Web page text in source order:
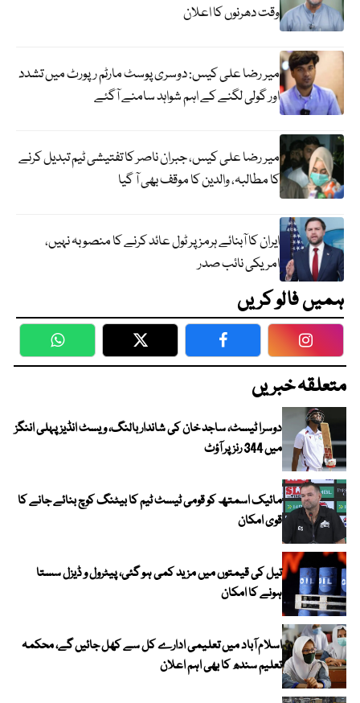
وقت دھرنوں کا اعلان
میر رضا علی کیس: دوسری پوسٹ مارٹم رپورٹ میں تشدد
اور گولی لگنے کے اہم شواہد سامنے آگئے
میر رضا علی کیس، جبران ناصر کا تفتیشی ٹیم تبدیل کرنے
کا مطالبہ، والدین کا موقف بھی آ گیا
ایران کا آبنائے ہرمز پر ٹول عائد کرنے کا منصوبہ نہیں،
امریکی نائب صدر
ہمیں فالو کریں
WhatsApp Twitter Facebook
متعلقہ خبریں
دوسرا ٹیسٹ، ساجد خان کی شاندار بالنگ، ویسٹ انڈیز پہلی اننگز
میں 344 رنز پر آؤٹ
مائیک اسمتھ کو قومی ٹیسٹ ٹیم کا بیٹنگ کوچ بنائے جانے کا
قوی امکان
تیل کی قیمتوں میں مزید کمی ہو گئی، پیٹرول و ڈیزل سستا
ہونے کا امکان
اسلام آباد میں تعلیمی ادارے کل سے کھل جائیں گے، محکمہ
تعلیم سندھ کا بھی اہم اعلان